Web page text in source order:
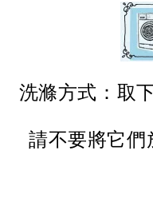
洗滌方式：取
請不要將它